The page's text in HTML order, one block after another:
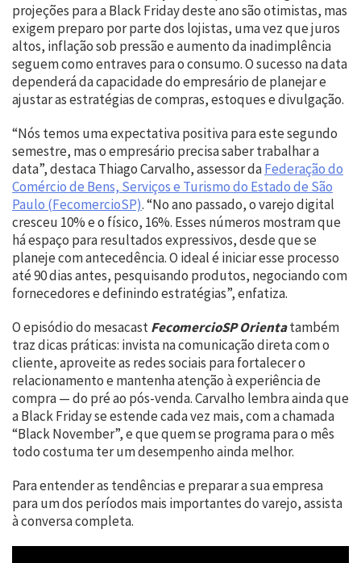
projeções para a Black Friday deste ano são otimistas, mas
exigem preparo por parte dos lojistas, uma vez que juros
altos, inflação sob pressão e aumento da inadimplência
seguem como entraves para o consumo. O sucesso na data
dependerá da capacidade do empresário de planejar e
ajustar as estratégias de compras, estoques e divulgação.
“Nós temos uma expectativa positiva para este segundo
semestre, mas o empresário precisa saber trabalhar a
data”, destaca Thiago Carvalho, assessor daFederação do
Comércio de Bens, Serviços e Turismo do Estado de São
Paulo (FecomercioSP). “No ano passado, o varejo digital
cresceu 10% e o físico, 16%. Esses números mostram que
há espaço para resultados expressivos, desde que se
planeje com antecedência. O ideal é iniciar esse processo
até 90 dias antes, pesquisando produtos, negociando com
fornecedores e definindo estratégias”, enfatiza.
O episódio do mesacastFecomercioSP Orientatambém
traz dicas práticas: invista na comunicação direta com o
cliente, aproveite as redes sociais para fortalecer o
relacionamento e mantenha atenção à experiência de
compra — do pré ao pós-venda. Carvalho lembra ainda que
a Black Friday se estende cada vez mais, com a chamada
“Black November”, e que quem se programa para o mês
todo costuma ter um desempenho ainda melhor.
Para entender as tendências e preparar a sua empresa
para um dos períodos mais importantes do varejo, assista
à conversa completa.